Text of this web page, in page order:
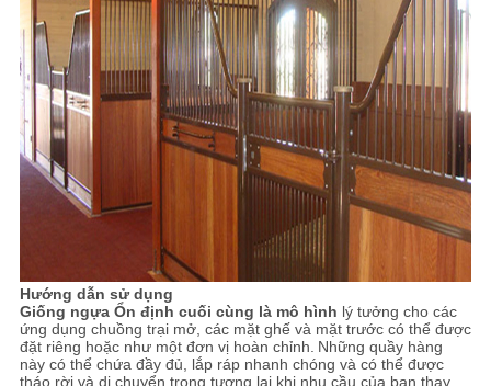
Hướng dẫn sử dụng
Giống ngựa Ổn định cuối cùng là mô hình lý tưởng cho các
ứng dụng chuồng trại mở, các mặt ghế và mặt trước có thể được
đặt riêng hoặc như một đơn vị hoàn chỉnh. Những quầy hàng
này có thể chứa đầy đủ, lắp ráp nhanh chóng và có thể được
tháo rời và di chuyển trong tương lai khi nhu cầu của bạn thay